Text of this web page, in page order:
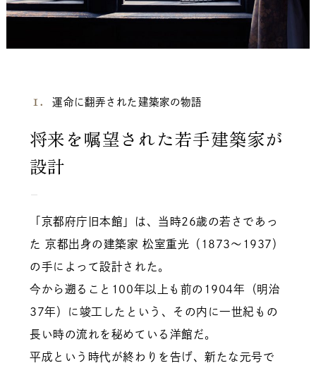
運命に翻弄された建築家の物語
将来を嘱望された若手建築家が
設計
「京都府庁旧本館」は、当時26歳の若さであっ
た 京都出身の建築家 松室重光（1873～1937）
の手によって設計された。
今から遡ること100年以上も前の1904年（明治
37年）に竣工したという、その内に一世紀もの
長い時の流れを秘めている洋館だ。
平成という時代が終わりを告げ、新たな元号で